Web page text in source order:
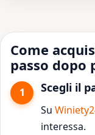
Come
passo dopo
Scegli il
Su
interessa.